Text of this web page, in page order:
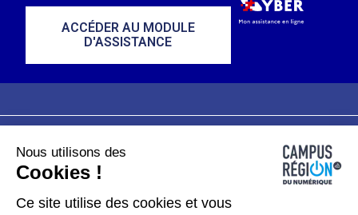
ACCÉDER AU MODULE
D'ASSISTANCE
Plan du site
Données personnelles
Nous utilisons des
Cookies !
Ce site utilise des cookies et vous